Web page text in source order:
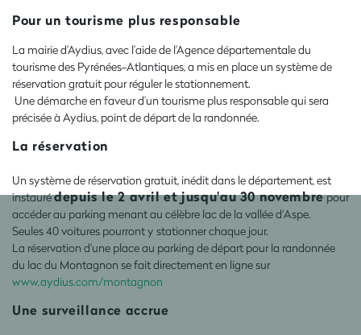
Pour un tourisme plus responsable
La mairie d’Aydius, avec l’aide de l’Agence départementale du
tourisme des Pyrénées-Atlantiques, a mis en place un système de
réservation gratuit pour réguler le stationnement.
Une démarche en faveur d’un tourisme plus responsable qui sera
précisée à Aydius, point de départ de la randonnée.
La réservation
Un système de réservation gratuit, inédit dans le département, est
instaurédepuis le 2 avril et jusqu'au 30 novembrepour
accéder au parking menant au célèbre lac de la vallée d'Aspe.
Seules 40 voitures pourront y stationner chaque jour.
La réservation d'une place au parking de départ pour la randonnée
du lac du Montagnon se fait directement en ligne sur
www.aydius.com/montagnon
Une surveillance accrue